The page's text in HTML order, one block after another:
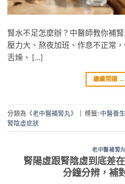
腎水不足怎麼辦？中醫師教你補
壓力大、熬夜加班、作息不正常
舌燥、 […]
繼續閱讀 →
分類為《老中醫補腎丸》 | 標籤: 中醫養生
腎陰虛症狀
老中醫補腎丸
腎陽虛跟腎陰虛到底差
分鐘分辨，補